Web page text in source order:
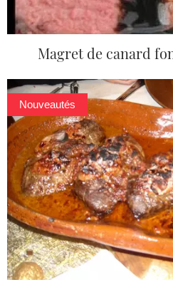
Magret de canard
Nouveautés